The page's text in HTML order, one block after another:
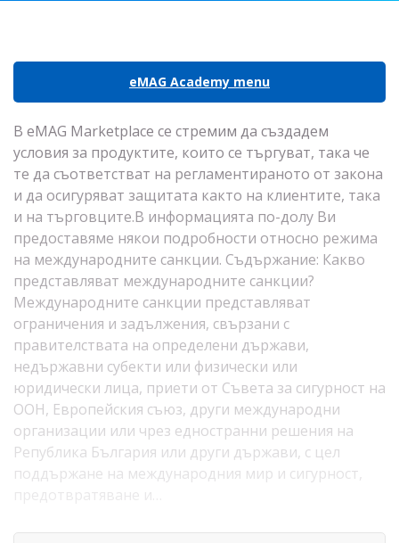
eMAG Academy menu
В eMAG Marketplace се стремим да създадем
условия за продуктите, които се търгуват, така че
те да съответстват на регламентираното от закона
и да осигуряват защитата както на клиентите, така
и на търговците.В информацията по-долу Ви
предоставяме някои подробности относно режима
на международните санкции. Съдържание: Какво
представляват международните санкции?
Международните санкции представляват
ограничения и задължения, свързани с
правителствата на определени държави,
недържавни субекти или физически или
юридически лица, приети от Съвета за сигурност на
ООН, Европейския съюз, други международни
организации или чрез едностранни решения на
Република България или други държави, с цел
поддържане на международния мир и сигурност,